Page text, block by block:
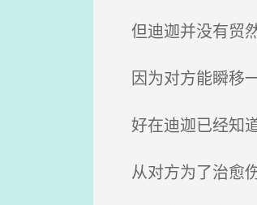
但迪迦并没有贸然
因为对方能瞬移
好在迪迦已经知
从对方为了治愈